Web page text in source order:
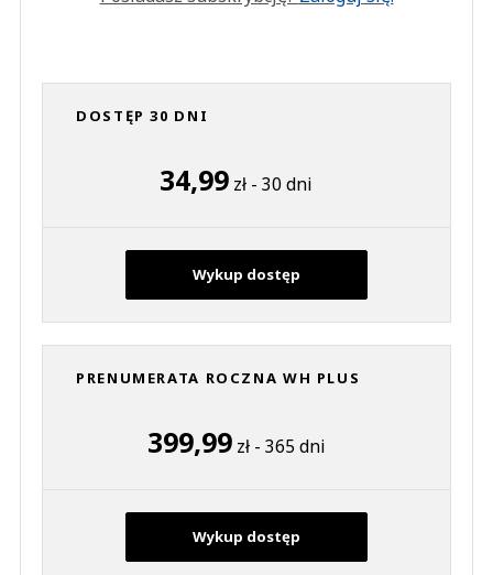
DOSTĘP 30 DNI
34,99 zł - 30 dni
Wykup dostęp
PRENUMERATA ROCZNA WH PLUS
399,99zł - 365 dni
Wykup dostęp